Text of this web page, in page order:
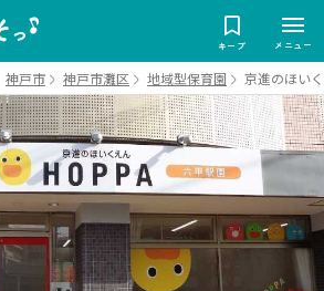
キープ メニュー
神戸市 神戸市灘区 地域型保育園 京進のほい